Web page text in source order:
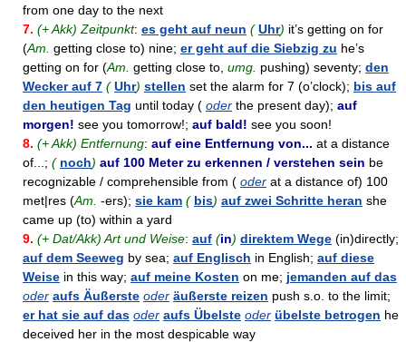
from one day to the next
7. (+ Akk) Zeitpunkt: es geht auf neun ( Uhr) it’s getting on for
(Am. getting close to) nine; er geht auf die Siebzig zu he’s
getting on for (Am. getting close to, umg. pushing) seventy; den
Wecker auf 7 ( Uhr) stellen set the alarm for 7 (o’clock); bis auf
den heutigen Tag until today ( oder the present day); auf
morgen! see you tomorrow!; auf bald! see you soon!
8. (+ Akk) Entfernung: auf eine Entfernung von... at a distance
of...; ( noch) auf 100 Meter zu erkennen / verstehen sein be
recognizable / comprehensible from ( oder at a distance of) 100
met|res (Am. -ers); sie kam ( bis) auf zwei Schritte heran she
came up (to) within a yard
9. (+ Dat/Akk) Art und Weise: auf (in) direktem Wege (in)directly;
auf dem Seeweg by sea; auf Englisch in English; auf diese
Weise in this way; auf meine Kosten on me; jemanden auf das
oder aufs Äußerste oder äußerste reizen push s.o. to the limit;
er hat sie auf das oder aufs Übelste oder übelste betrogen he
deceived her in the most despicable way